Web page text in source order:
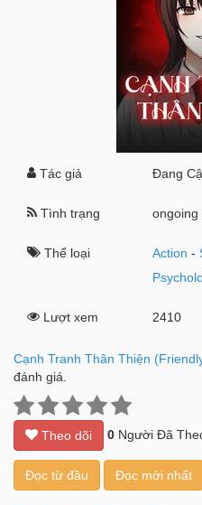
Tác giả Đang
Tình trạng ongoing
Thể loại Action -
Lượt xem 2410
Cạnh Tranh Thân Thiện
đánh giá.
Theo dõi 0 Người Đã
Đọc từ đầu Đọc mới nhất